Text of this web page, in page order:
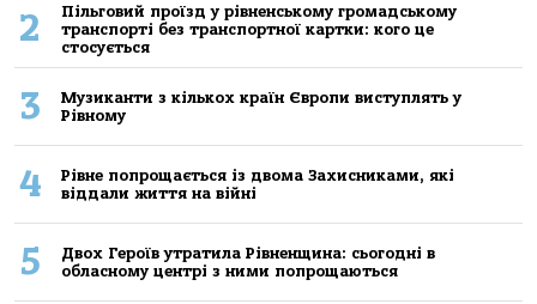
2
Пільговий проїзд у рівненському громадському
транспорті без транспортної картки: кого це
стосується
3
Музиканти з кількох країн Європи виступлять у
Рівному
4
Рівне попрощається із двома Захисниками, які
віддали життя на війні
5
Двох Героїв утратила Рівненщина: сьогодні в
обласному центрі з ними попрощаються